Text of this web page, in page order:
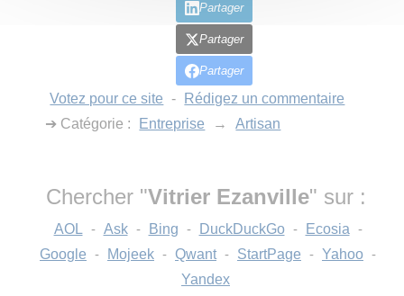
Partager
Partager
Partager
Votez pour ce site -
Rédigez un commentaire
➔ Catégorie :
Entreprise → Artisan
Chercher "Vitrier Ezanville" sur :
AOL - Ask - Bing - DuckDuckGo - Ecosia -
Google - Mojeek - Qwant - StartPage - Yahoo -
Yandex